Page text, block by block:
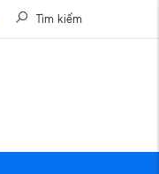
Tìm kiếm